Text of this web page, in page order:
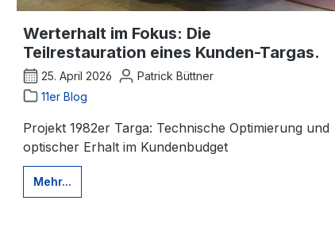
Werterhalt im Fokus: Die
Teilrestauration eines Kunden-Targas.
25. April 2026
Patrick Büttner
11er Blog
Projekt 1982er Targa: Technische Optimierung und
optischer Erhalt im Kundenbudget
Mehr...